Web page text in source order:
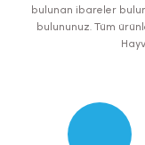
bulunan ibareler
bulununuz. Tüm